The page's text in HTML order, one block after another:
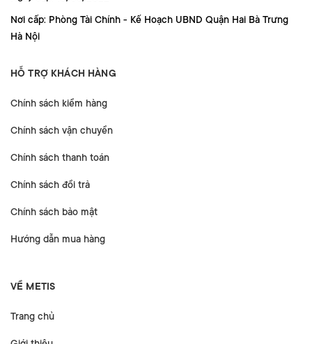
Nơi cấp: Phòng Tài Chính - Kế Hoạch UBND Quận Hai Bà Trưng
Hà Nội
HỖ TRỢ KHÁCH HÀNG
Chính sách kiểm hàng
Chính sách vận chuyển
Chính sách thanh toán
Chính sách đổi trả
Chính sách bảo mật
Hướng dẫn mua hàng
VỀ METIS
Trang chủ